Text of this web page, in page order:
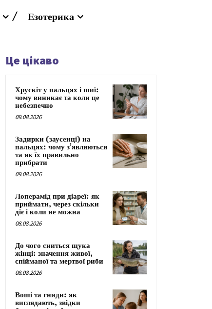
Езотерика
Це цікаво
Хрускіт у пальцях і шиї:
чому виникає та коли це
небезпечно
09.08.2026
Задирки (заусенці) на
пальцях: чому з’являються
та як їх правильно
прибрати
09.08.2026
Лоперамід при діареї: як
приймати, через скільки
діє і коли не можна
08.08.2026
До чого сниться щука
жінці: значення живої,
спійманої та мертвої риби
08.08.2026
Воші та гниди: як
виглядають, звідки